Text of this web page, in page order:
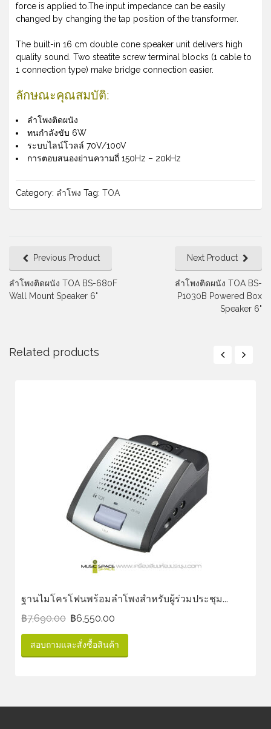
force is applied to.The input impedance can be easily
changed by changing the tap position of the transformer.
The built-in 16 cm double cone speaker unit delivers high
quality sound. Two steatite screw terminal blocks (1 cable to
1 connection type) make bridge connection easier.
ลักษณะคุณสมบัติ:
ลำโพงติดผนัง
ทนกำลังขับ 6W
ระบบไลน์โวลล์ 70V/100V
การตอบสนองย่านความถี่ 150Hz – 20kHz
Category: ลำโพง Tag: TOA
Previous Product
ลำโพงติดผนัง TOA BS-680F
Wall Mount Speaker 6"
Next Product
ลำโพงติดผนัง TOA BS-
P1030B Powered Box
Speaker 6"
Related products
ฐานไมโครโฟนพร้อมลำโพงสำหรับผู้ร่วมประชุม...
฿7,690.00 ฿6,550.00
สอบถามและสั่งซื้อสินค้า